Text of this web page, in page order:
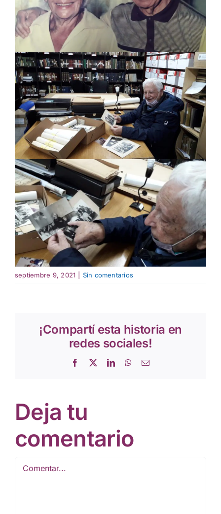
septiembre 9, 2021 Sin comentarios
¡Compartí esta historia en
redes sociales!
Facebook
X LinkedInWhatsApp
Correo
Deja tu
comentario
Comentar